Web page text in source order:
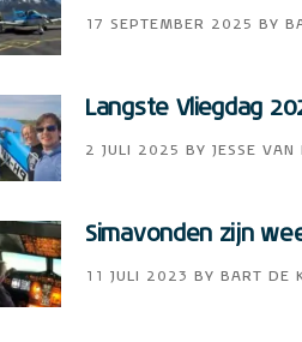
17 SEPTEMBER 2025 BY
Langste Vliegdag
2 JULI 2025 BY JESSE VAN
Simavonden zijn
11 JULI 2023 BY BART DE